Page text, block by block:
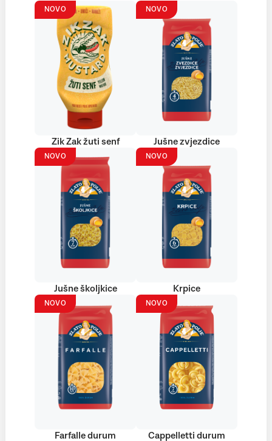
NOVO
Zik Zak žuti senf
NOVO
Jušne zvjezdice
NOVO
Jušne školjkice
NOVO
Krpice
NOVO
Farfalle durum
NOVO
Cappelletti durum